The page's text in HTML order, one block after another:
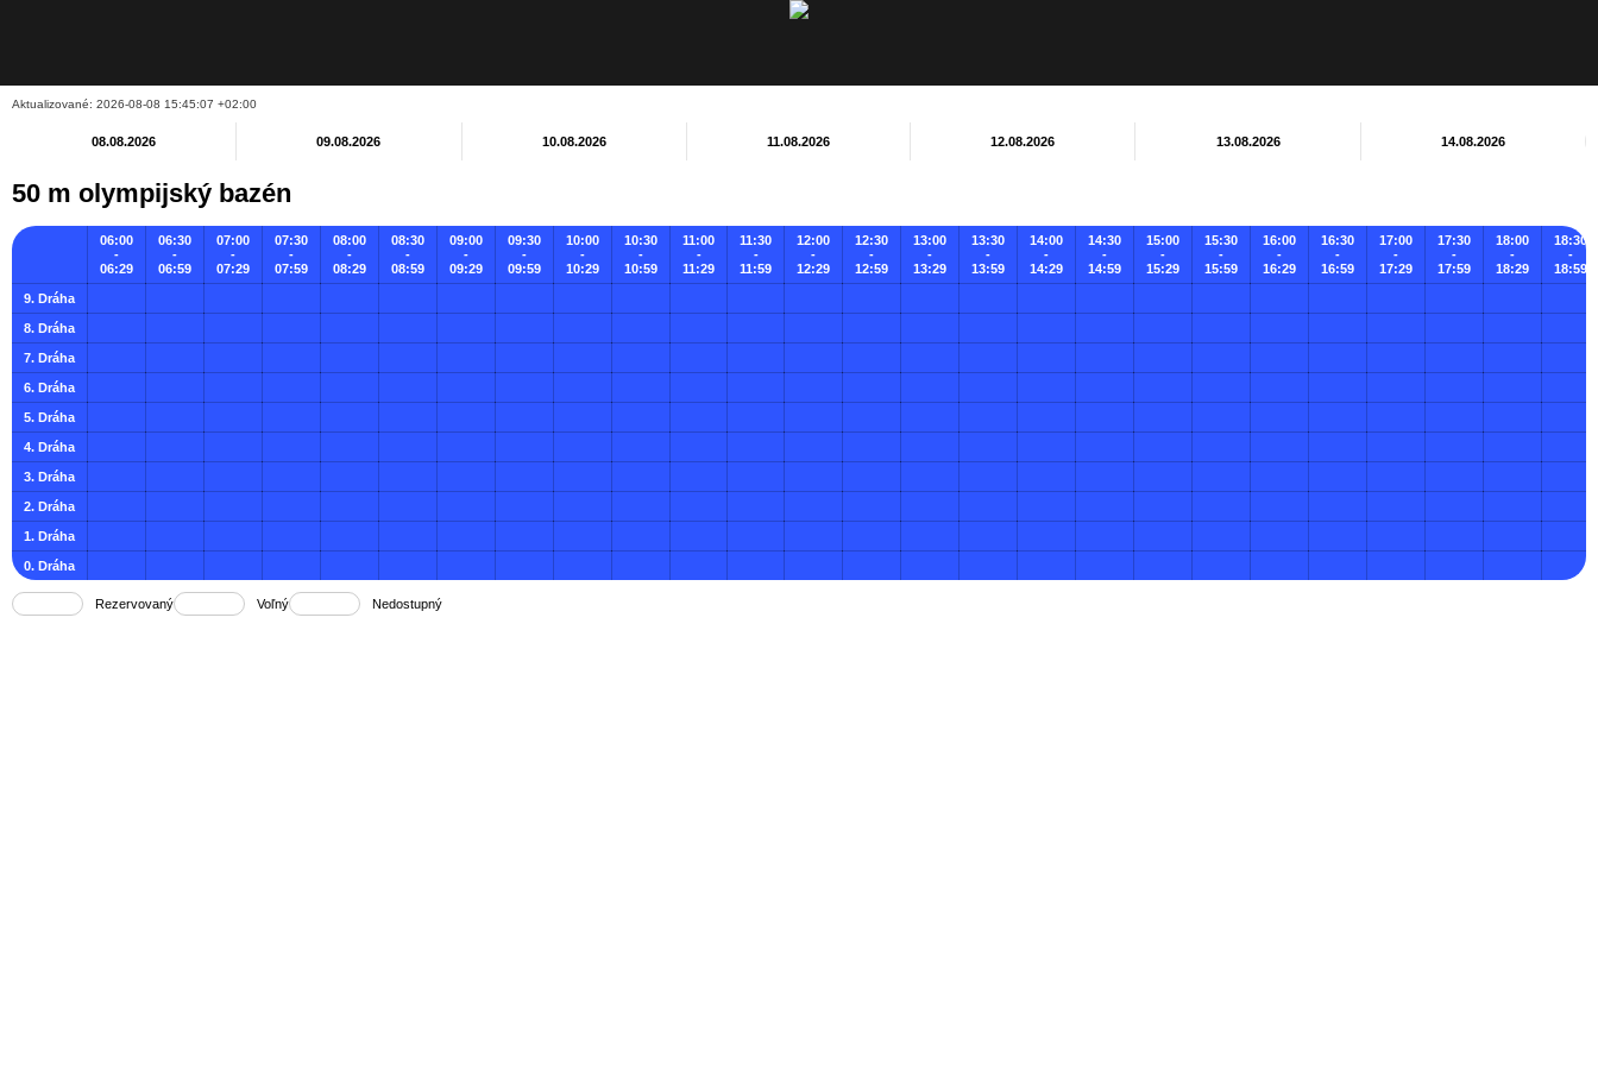
Aktualizované: 2026-08-08 15:45:07 +02:00
08.08.2026 09.08.2026 10.08.2026 11.08.2026 12.08.2026 13.08.2026 14.08.2026
50 m olympijský bazén
06:00
-
06:29
06:30
-
06:59
07:00
-
07:29
07:30
-
07:59
08:00
-
08:29
08:30
-
08:59
09:00
-
09:29
09:30
-
09:59
10:00
-
10:29
10:30
-
10:59
11:00
-
11:29
11:30
-
11:59
12:00
-
12:29
12:30
-
12:59
13:00
-
13:29
13:30
-
13:59
14:00
-
14:29
14:30
-
14:59
15:00
-
15:29
15:30
-
15:59
16:00
-
16:29
16:30
-
16:59
17:00
-
17:29
17:30
-
17:59
18:00
-
18:29
18:30
-
18:59
9. Dráha
8. Dráha
7. Dráha
6. Dráha
5. Dráha
4. Dráha
3. Dráha
2. Dráha
1. Dráha
0. Dráha
Rezervovaný Voľný Nedostupný